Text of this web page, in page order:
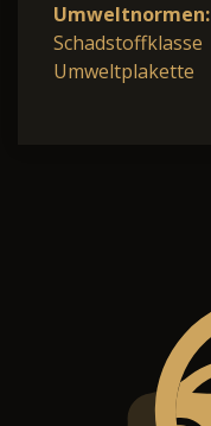
Umweltnormen:
Schadstoffklasse
Umweltplakette